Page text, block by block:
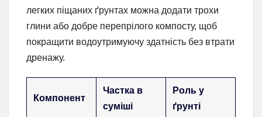
легких піщаних ґрунтах можна додати трохи
глини або добре перепрілого компосту, щоб
покращити водоутримуючу здатність без втрати
дренажу.
Компонент
Частка в
суміші
Роль у
ґрунті